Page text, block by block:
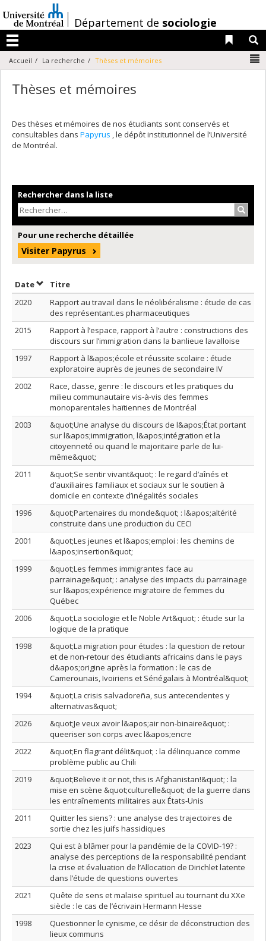
au
contenu
/Département de sociologie
Menu
Liens
Accueil La recherche Thèses et mémoires
Thèses et mémoires
Des thèses et mémoires de nos étudiants sont conservés et
consultables dans Papyrus , le dépôt institutionnel de l’Université
de Montréal.
Rechercher dans la liste
Pour une recherche détaillée
Visiter Papyrus
DateTrier par date en ordre décroissant
Titre
2020
Rapport au travail dans le néolibéralisme : étude de cas
des représentant.es pharmaceutiques
2015
Rapport à l’espace, rapport à l’autre : constructions des
discours sur l’immigration dans la banlieue lavalloise
1997
Rapport à l&apos;école et réussite scolaire : étude
exploratoire auprès de jeunes de secondaire IV
2002
Race, classe, genre : le discours et les pratiques du
milieu communautaire vis-à-vis des femmes
monoparentales haïtiennes de Montréal
2003
&quot;Une analyse du discours de l&apos;État portant
sur l&apos;immigration, l&apos;intégration et la
citoyenneté ou quand le majoritaire parle de lui-
même&quot;
2011
&quot;Se sentir vivant&quot; : le regard d’aînés et
d’auxiliaires familiaux et sociaux sur le soutien à
domicile en contexte d’inégalités sociales
1996
&quot;Partenaires du monde&quot; : l&apos;altérité
construite dans une production du CECI
2001
&quot;Les jeunes et l&apos;emploi : les chemins de
l&apos;insertion&quot;
1999
&quot;Les femmes immigrantes face au
parrainage&quot; : analyse des impacts du parrainage
sur l&apos;expérience migratoire de femmes du
Québec
2006
&quot;La sociologie et le Noble Art&quot; : étude sur la
logique de la pratique
1998
&quot;La migration pour études : la question de retour
et de non-retour des étudiants africains dans le pays
d&apos;origine après la formation : le cas de
Camerounais, Ivoiriens et Sénégalais à Montréal&quot;
1994
&quot;La crisis salvadoreña, sus antecendentes y
alternativas&quot;
2026
&quot;Je veux avoir l&apos;air non-binaire&quot; :
queeriser son corps avec l&apos;encre
2022
&quot;En flagrant délit&quot; : la délinquance comme
problème public au Chili
2019
&quot;Believe it or not, this is Afghanistan!&quot; : la
mise en scène &quot;culturelle&quot; de la guerre dans
les entraînements militaires aux États-Unis
2011
Quitter les siens? : une analyse des trajectoires de
sortie chez les juifs hassidiques
2023
Qui est à blâmer pour la pandémie de la COVID-19? :
analyse des perceptions de la responsabilité pendant
la crise et évaluation de l’Allocation de Dirichlet latente
dans l’étude de questions ouvertes
2021
Quête de sens et malaise spirituel au tournant du XXe
siècle : le cas de l’écrivain Hermann Hesse
1998
Questionner le cynisme, ce désir de déconstruction des
lieux communs